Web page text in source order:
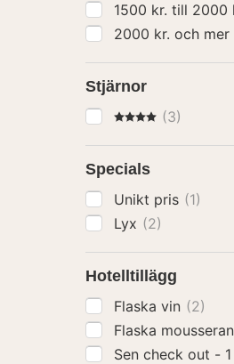
1500 kr. till
2000 kr. och mer
Stjärnor
4 Stjärnor
(3)
Specials
Unikt pris (1)
Lyx (2)
Hotelltillägg
Flaska vin (2)
Flaska
Sen check out -